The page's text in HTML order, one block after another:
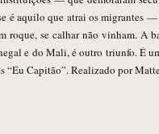
é aquilo que atrai os migrantes —
roque, se calhar não vinham. A
e do Mali, é outro triunfo. É
“Eu Capitão”. Realizado por